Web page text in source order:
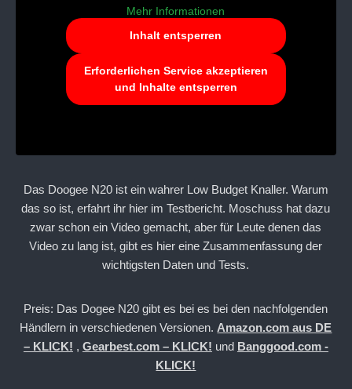
Mehr Informationen
Inhalt entsperren
Erforderlichen Service akzeptieren
und Inhalte entsperren
Das Doogee N20 ist ein wahrer Low Budget Knaller. Warum
das so ist, erfahrt ihr hier im Testbericht. Moschuss hat dazu
zwar schon ein Video gemacht, aber für Leute denen das
Video zu lang ist, gibt es hier eine Zusammenfassung der
wichtigsten Daten und Tests.
Preis: Das Dogee N20 gibt es bei es bei den nachfolgenden
Händlern in verschiedenen Versionen. Amazon.com aus DE
– KLICK! , Gearbest.com – KLICK! und Banggood.com -
KLICK!